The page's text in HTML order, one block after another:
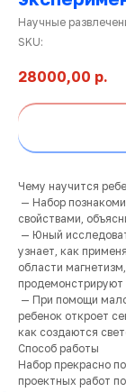
Научные
SKU:
28000,00 р.
Чему научится
— Набор
свойствами,
— Юный
узнает, как
области
продемонстрируют
— При помощи
ребенок откроет
как создаются
Способ работы
Набор прекрасно
проектных работ